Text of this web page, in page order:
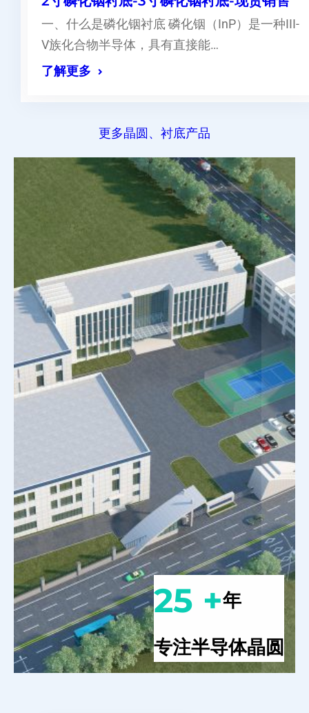
一、什么是磷化铟衬底 磷化铟（InP）是一种III-
V族化合物半导体，具有直接能…
了解更多
更多晶圆、衬底产品
25 +年
专注半导体晶圆